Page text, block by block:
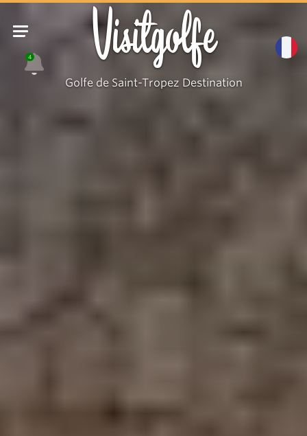
4 Visitgolfe
Golfe de Saint-Tropez Destination